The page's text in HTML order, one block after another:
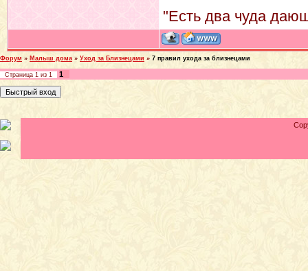
"Есть два чуда
Форум » Малыш дома » Уход за Близнецами » 7 правил ухода за близнецами
Страница 1 из 1 1